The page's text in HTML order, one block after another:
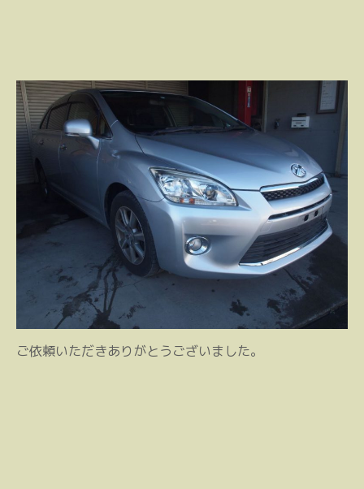
ご依頼いただきありがとうございました。